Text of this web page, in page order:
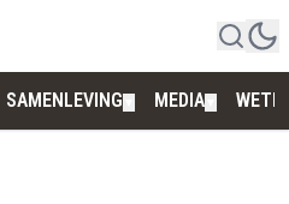
SAMENLEVING MEDIA